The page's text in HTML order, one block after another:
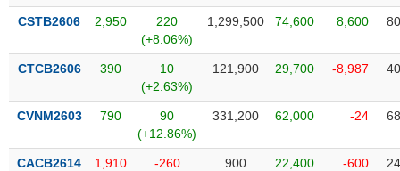
CSTB2606 2,950
220
(+8.06%)
1,299,500 74,600 8,600
CTCB2606 390
10
(+2.63%)
121,900 29,700 -8,987
CVNM2603 790
90
(+12.86%)
331,200 62,000 -24
CACB2614 1,910
-260
900 22,400 -600
YẾU
TIÊU
DÙNG